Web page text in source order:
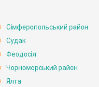
Сімферопольський район
Судак
Феодосія
Чорноморський район
Ялта